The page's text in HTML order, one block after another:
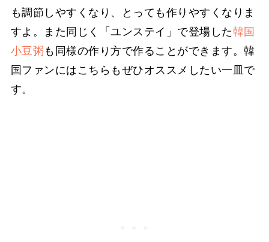
も調節しやすくなり、とっても作りやすくなりま
すよ。また同じく「ユンステイ」で登場した韓国
小豆粥も同様の作り方で作ることができます。韓
国ファンにはこちらもぜひオススメしたい一皿で
す。